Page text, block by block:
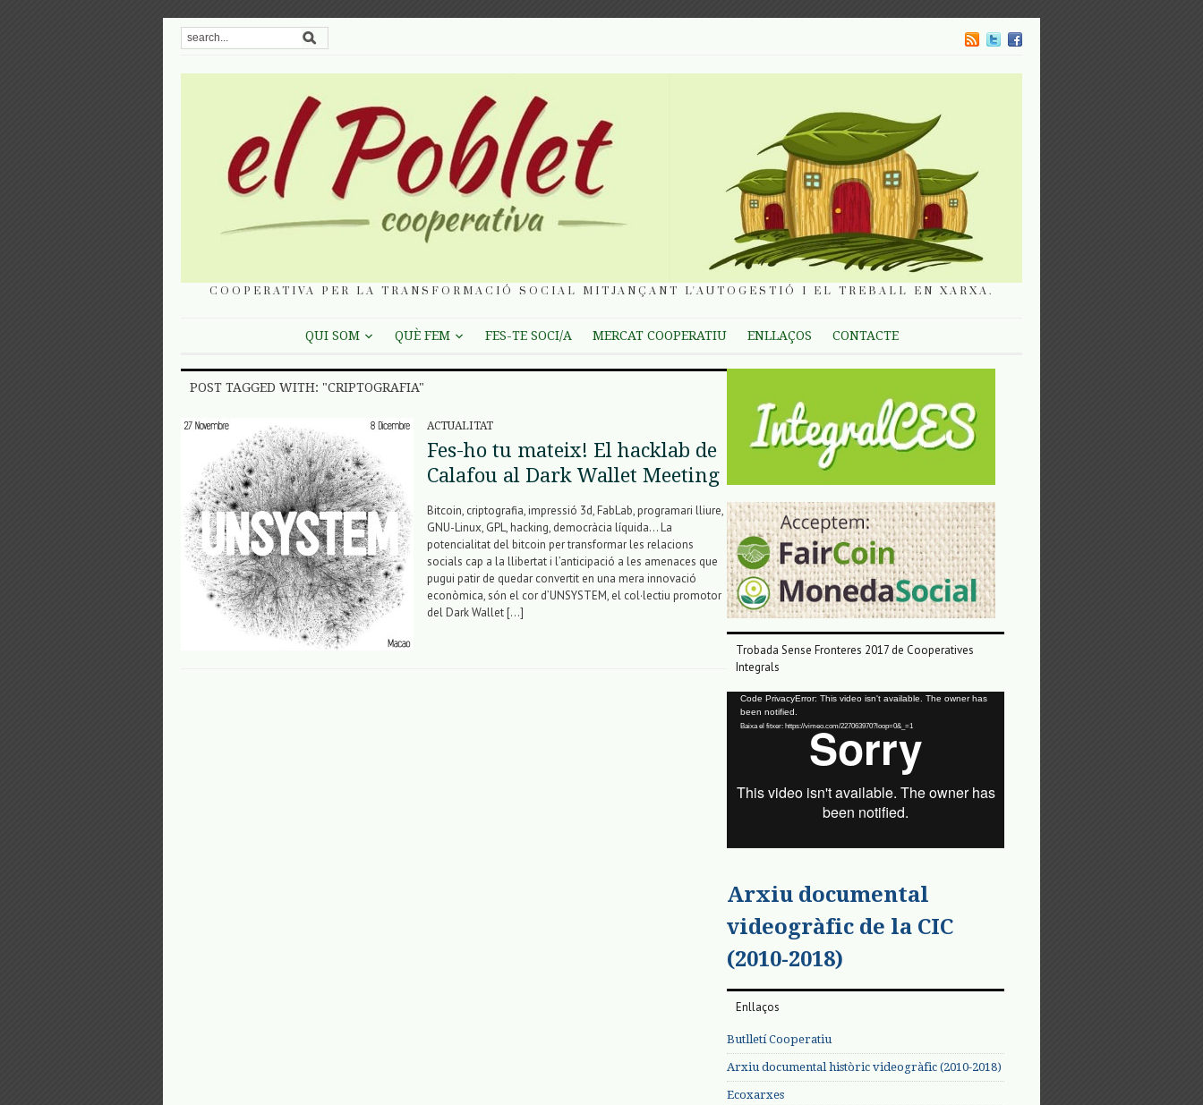
COOPERATIVA PER LA TRANSFORMACIÓ SOCIAL MITJANÇANT L'AUTOGESTIÓ I EL TREBALL EN XARXA.
QUI SOM QUÈ FEM FES-TE SOCI/A MERCAT COOPERATIU ENLLAÇOS CONTACTE
POST TAGGED WITH: "CRIPTOGRAFIA"
ACTUALITAT
Fes-ho tu mateix! El hacklab de
Calafou al Dark Wallet Meeting
Bitcoin, criptografia, impressió 3d, FabLab, programari lliure,
GNU-Linux, GPL, hacking, democràcia líquida… La
potencialitat del bitcoin per transformar les relacions
socials cap a la llibertat i l’anticipació a les amenaces que
pugui patir de quedar convertit en una mera innovació
econòmica, són el cor d’UNSYSTEM, el col·lectiu promotor
del Dark Wallet […]
Trobada Sense Fronteres 2017 de Cooperatives
Integrals
Reproductor
vídeo
Code PrivacyError: This video isn't available. The owner has
been notified.
Baixa el fitxer: https://vimeo.com/227063970?loop=0&_=1
Arxiu documental
videogràfic de la CIC
(2010-2018)
Enllaços
Butlletí Cooperatiu
Arxiu documental històric videogràfic (2010-2018)
Ecoxarxes